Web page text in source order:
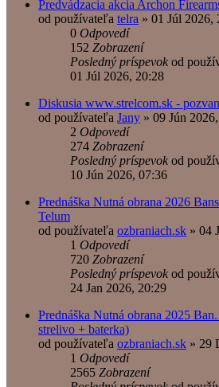
Predvádzacia akcia Archon
od používateľa telra » 01 Júl 2026,
0 Odpovedí
152 Zobrazení
Posledný príspevok od
01 Júl 2026, 20:28
Diskusia www.strelcom.sk -
od používateľa Jany » 09 Jún
2 Odpovedí
274 Zobrazení
Posledný príspevok od
10 Jún 2026, 07:36
Prednáška Nutná obrana 2026
Telum
od používateľa ozbraniach.sk » 04
1 Odpovedí
720 Zobrazení
Posledný príspevok od
24 Jan 2026, 20:29
Prednáška Nutná obrana 2025
strelivo + baterka)
od používateľa ozbraniach.sk » 29
1 Odpovedí
2565 Zobrazení